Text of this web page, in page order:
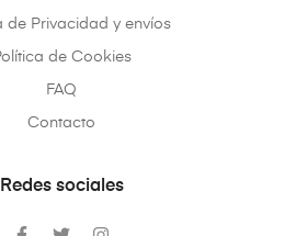
de Privacidad y envíos
de Cookies
FAQ
Contacto
Redes sociales